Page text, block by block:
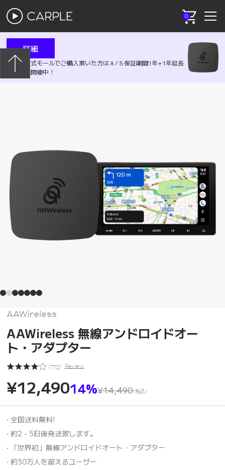
0
詳細
弊社の公式モールでご購入頂いた方はＡ/Ｓ保証期間1年+1年延長
イベント開催中！
AAWireless
AAWireless 無線アンドロイドオー
ト・アダプター
(772) Review
¥12,49014%¥14,490(税込)
• 全国送料無料!
• 約2－5日後発送致します。
• 「世界初」無線アンドロイドオート・アダプター
• 約30万人を超えるユーザー